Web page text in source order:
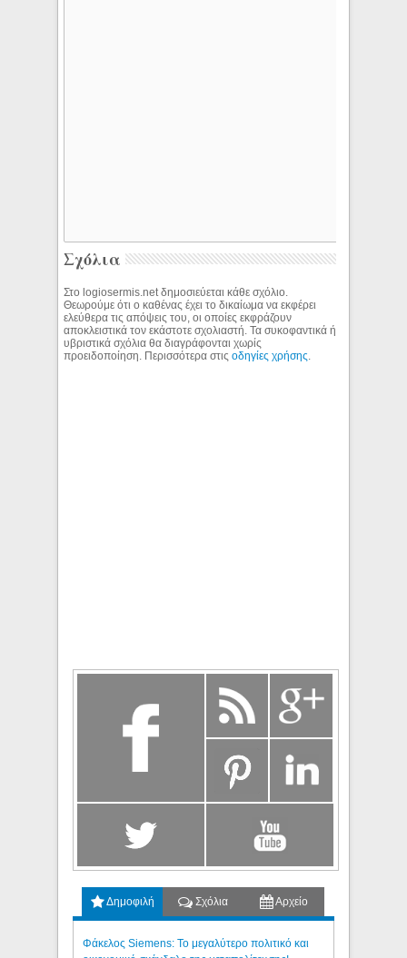
Σχόλια
Στο logiosermis.net δημοσιεύεται κάθε σχόλιο.
Θεωρούμε ότι ο καθένας έχει το δικαίωμα να εκφέρει
ελεύθερα τις απόψεις του, οι οποίες εκφράζουν
αποκλειστικά τον εκάστοτε σχολιαστή. Τα συκοφαντικά ή
υβριστικά σχόλια θα διαγράφονται χωρίς
προειδοποίηση. Περισσότερα στιςοδηγίες χρήσης.
Δημοφιλή Σχόλια Αρχείο
Φάκελος Siemens: Το μεγαλύτερο πολιτικό και